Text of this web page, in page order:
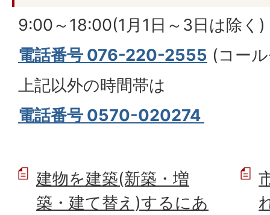
9:00～18:00(1月1日～3日は除く)
電話番号 076-220-2555 (コー
上記以外の時間帯は
電話番号 0570-020274
建物を建築(新築・増
築・建て替え)するにあ